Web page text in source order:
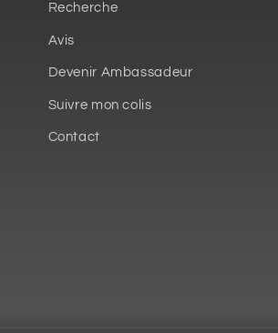
Recherche
Avis
Devenir Ambassadeur
Suivre mon colis
Contact